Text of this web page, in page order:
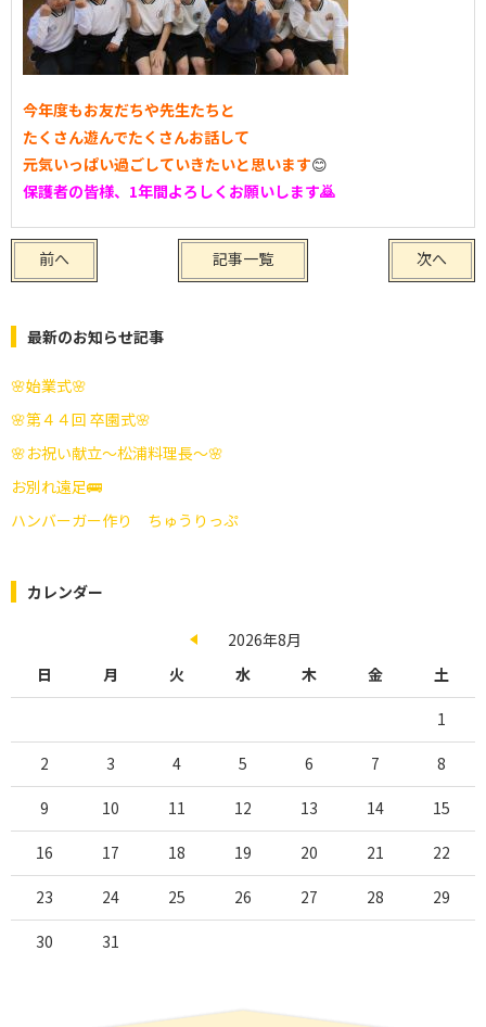
今年度もお友だちや先生たちと
たくさん遊んでたくさんお話して
元気いっぱい過ごしていきたいと思います😊
保護者の皆様、1年間よろしくお願いします🙇
前へ 次へ
記事一覧
最新のお知らせ記事
🌸始業式🌸
🌸第４４回 卒園式🌸
🌸お祝い献立～松浦料理長～🌸
お別れ遠足🚌
ハンバーガー作り ちゅうりっぷ
カレンダー
2026年8月
日
月 火 水 木 金 土
1
2 3 4 5 6 7 8
9 10 11 12 13 14 15
16 17 18 19 20 21 22
23 24 25 26 27 28 29
30 31